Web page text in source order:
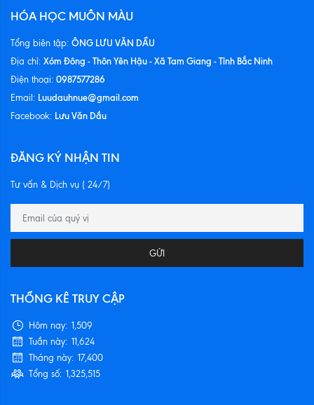
HÓA HỌC MUÔN MÀU
Tổng biên tập: ÔNG LƯU VĂN DẦU
Địa chỉ: Xóm Đông - Thôn Yên Hậu - Xã Tam Giang - Tỉnh Bắc Ninh
Điện thoại: 0987577286
Email: Luudauhnue@gmail.com
Facebook: Lưu Văn Dầu
ĐĂNG KÝ NHẬN TIN
Tư vấn & Dịch vụ ( 24/7)
GỬI
THỐNG KÊ TRUY CẬP
Hôm nay: 1,509
Tuần này: 11,624
Tháng này: 17,400
Tổng số: 1,325,515